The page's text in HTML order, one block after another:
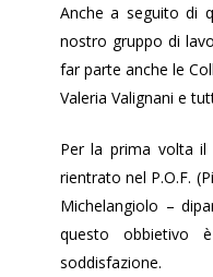
Anche a seguito di
nostro gruppo di
far parte anche le
Valeria Valignani e
Per la prima volta il
rientrato nel P.O.F.
Michelangiolo –
questo obbietivo
soddisfazione.